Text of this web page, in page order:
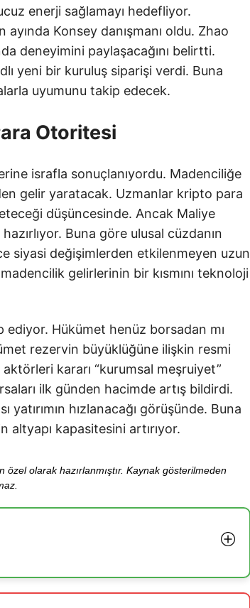
enerji sağlamayı hedefliyor.
Konsey danışmanı oldu. Zhao
deneyimini paylaşacağını belirtti.
yeni bir kuruluş siparişi verdi. Buna
uyumunu takip edecek.
Otoritesi
israfla sonuçlanıyordu. Madenciliğe
gelir yaratacak. Uzmanlar kripto para
düşüncesinde. Ancak Maliye
Buna göre ulusal cüzdanın
siyasi değişimlerden etkilenmeyen uzun
gelirlerinin bir kısmını teknoloji
Hükümet henüz borsadan mı
rezervin büyüklüğüne ilişkin resmi
kararı “kurumsal meşruiyet”
ilk günden hacimde artış bildirdi.
hızlanacağı görüşünde. Buna
altyapı kapasitesini artırıyor.
olarak hazırlanmıştır. Kaynak gösterilmeden